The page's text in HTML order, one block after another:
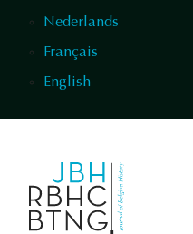
Nederlands
Français
English